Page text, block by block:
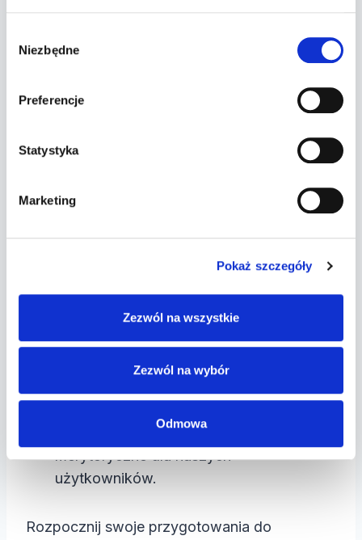
zgody
Niezbędne
Preferencje
Statystyka
Marketing
Pokaż szczegóły
Zezwól na wszystkie
Zezwól na wybór
Odmowa
aktualizowane?
egzaminacyjnymi.
Jak długo mam dostęp do materiałów?
Czas dostępu zależy od wybranego
Czy mogę korzystać z materiałów na
urządzeniach mobilnych?
Tak, materiały są dostępne na różnych
urządzeniach, w tym na smartfonach i
Tak, zapewniamy wsparcie techniczne i
merytoryczne dla naszych
użytkowników.
Rozpocznij swoje przygotowania do